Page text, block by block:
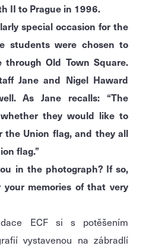
II to Prague in 1996.
special occasion for the
students were chosen to
through Old Town Square.
Jane and Nigel Haward
As Jane recalls: “The
they would like to
the Union flag, and they all
flag.”
in the photograph? If so,
memories of that very
ECF si s potěšením
vystavenou na zábradlí